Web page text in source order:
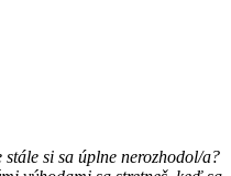
si sa úplne nerozhodol/a?